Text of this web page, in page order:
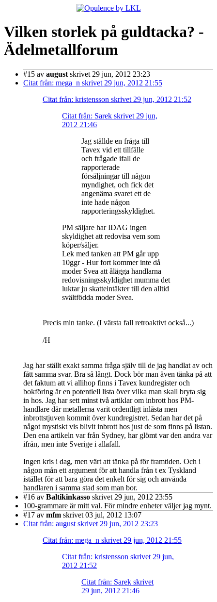
Vilken storlek på guldtacka? -
Ädelmetallforum
#15 av august skrivet 29 jun, 2012 23:23
Citat från: mega_n skrivet 29 jun, 2012 21:55
Citat från: kristensson skrivet 29 jun, 2012 21:52
Citat från: Sarek skrivet 29 jun,
2012 21:46
Jag ställde en fråga till
Tavex vid ett tillfälle
och frågade ifall de
rapporterade
försäljningar till någon
myndighet, och fick det
angenäma svaret ett de
inte hade någon
rapporteringsskyldighet.
PM säljare har IDAG ingen
skyldighet att redovisa vem som
köper/säljer.
Lek med tanken att PM går upp
10ggr - Hur fort kommer inte då
moder Svea att ålägga handlarna
redovisningsskyldighet mumma det
luktar ju skatteintäkter till den alltid
svältfödda moder Svea.
Precis min tanke. (I värsta fall retroaktivt också...)
/H
Jag har ställt exakt samma fråga själv till de jag handlat av och
fått samma svar. Bra så långt. Dock bör man även tänka på att
det faktum att vi allihop finns i Tavex kundregister och
bokföring är en potentiell lista över vilka man skall bryta sig
in hos. Jag har sett minst två artiklar om inbrott hos PM-
handlare där metallerna varit ordentligt inlåsta men
inbrottstjuven kommit över kundregistret. Sedan har det på
något mystiskt vis blivit inbrott hos just de som finns på listan.
Den ena artikeln var från Sydney, har glömt var den andra var
ifrån, men inte Sverige i allafall.
Ingen kris i dag, men värt att tänka på för framtiden. Och i
någon mån ett argument för att handla från t ex Tyskland
istället för att bara göra det enkelt för sig och använda
handlaren i samma stad som man bor.
#16 av Baltikinkasso skrivet 29 jun, 2012 23:55
100-grammare är mitt val. För mindre enheter väljer jag mynt.
#17 av mfm skrivet 03 jul, 2012 13:07
Citat från: august skrivet 29 jun, 2012 23:23
Citat från: mega_n skrivet 29 jun, 2012 21:55
Citat från: kristensson skrivet 29 jun,
2012 21:52
Citat från: Sarek skrivet
29 jun, 2012 21:46